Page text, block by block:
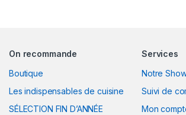
On recommande
Boutique
Les indispensables de cuisine
SÉLECTION FIN D’ANNÉE
Services
Notre
Suivi de
Mon